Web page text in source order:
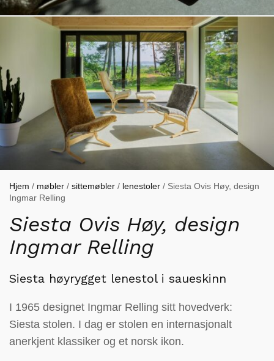
Hjem / møbler / sittemøbler / lenestoler / Siesta Ovis Høy, design
Ingmar Relling
Siesta Ovis Høy, design
Ingmar Relling
Siesta høyrygget lenestol i saueskinn
I 1965 designet Ingmar Relling sitt hovedverk:
Siesta stolen. I dag er stolen en internasjonalt
anerkjent klassiker og et norsk ikon.